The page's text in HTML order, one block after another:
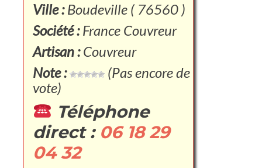
Ville :Boudeville ( 76560 )
Société :France Couvreur
Artisan :Couvreur
Note :
(Pas encore de
vote)
Téléphone
direct : 06 18 29
04 32